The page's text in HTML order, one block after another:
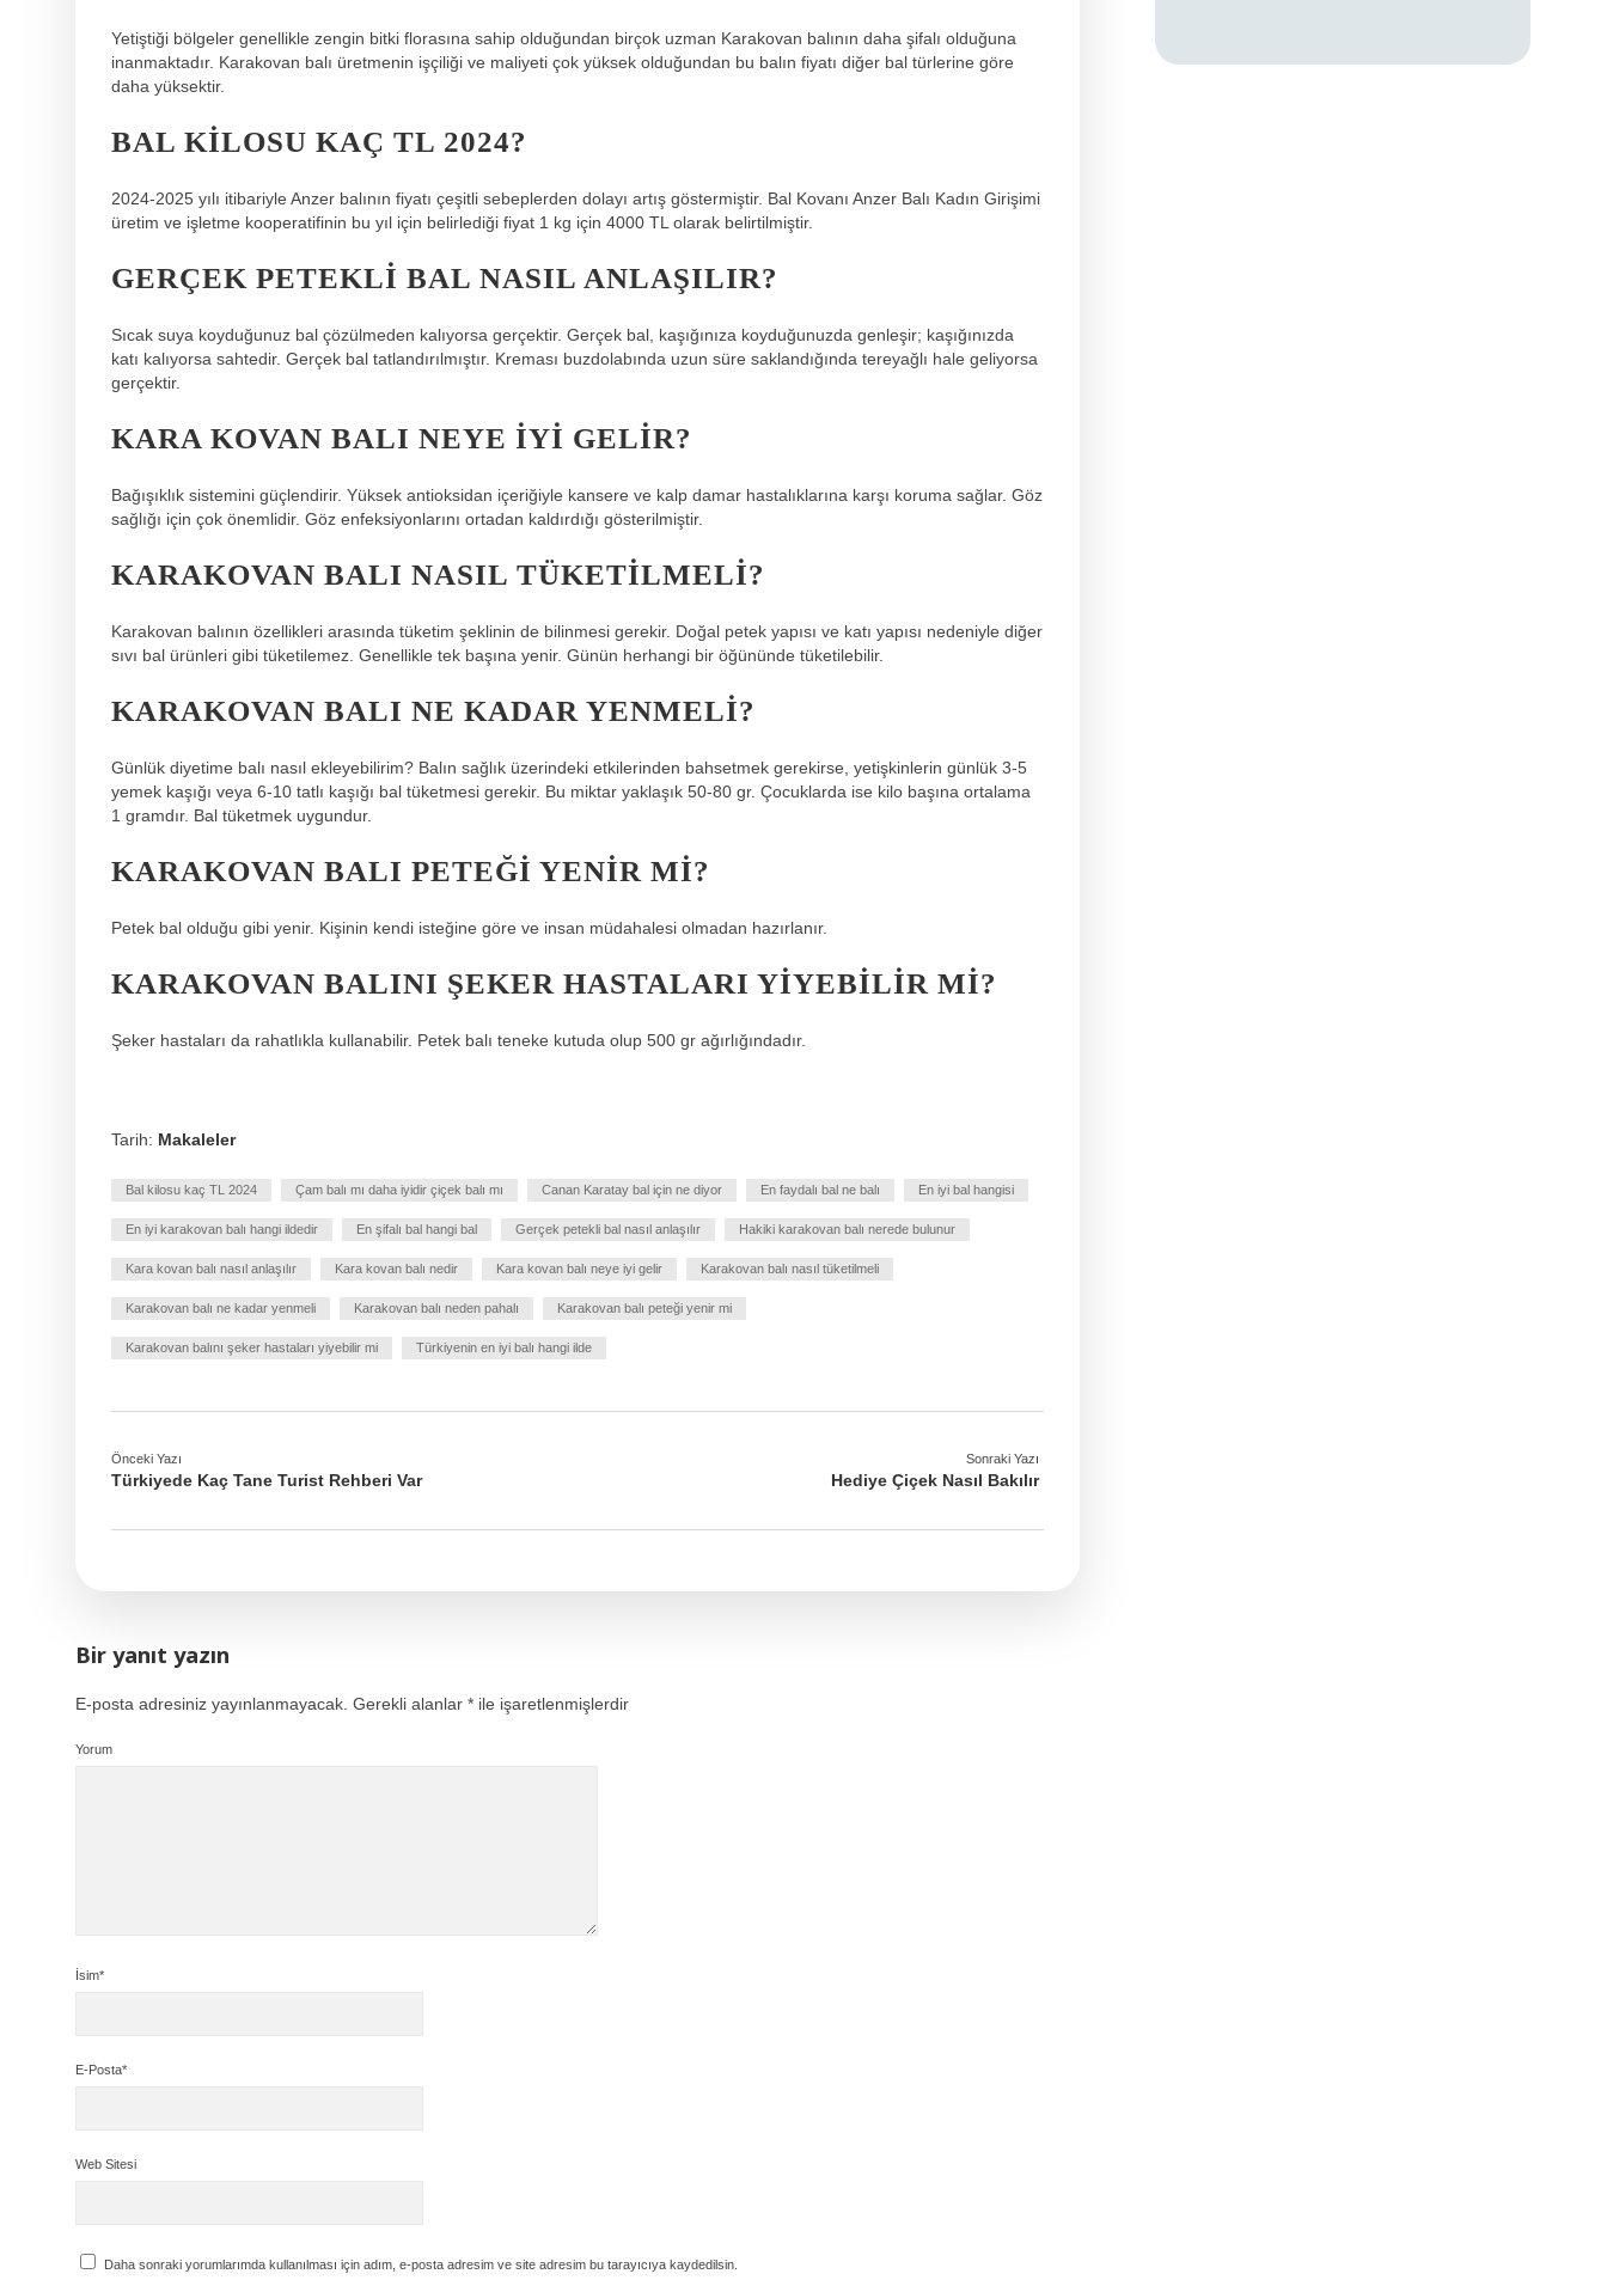
Yetiştiği bölgeler genellikle zengin bitki florasına sahip olduğundan birçok uzman Karakovan balının daha şifalı olduğuna
inanmaktadır. Karakovan balı üretmenin işçiliği ve maliyeti çok yüksek olduğundan bu balın fiyatı diğer bal türlerine göre
daha yüksektir.
BAL KILOSU KAÇ TL 2024?
2024-2025 yılı itibariyle Anzer balının fiyatı çeşitli sebeplerden dolayı artış göstermiştir. Bal Kovanı Anzer Balı Kadın Girişimi
üretim ve işletme kooperatifinin bu yıl için belirlediği fiyat 1 kg için 4000 TL olarak belirtilmiştir.
GERÇEK PETEKLI BAL NASIL ANLAŞILIR?
Sıcak suya koyduğunuz bal çözülmeden kalıyorsa gerçektir. Gerçek bal, kaşığınıza koyduğunuzda genleşir; kaşığınızda
katı kalıyorsa sahtedir. Gerçek bal tatlandırılmıştır. Kreması buzdolabında uzun süre saklandığında tereyağlı hale geliyorsa
gerçektir.
KARA KOVAN BALI NEYE IYI GELIR?
Bağışıklık sistemini güçlendirir. Yüksek antioksidan içeriğiyle kansere ve kalp damar hastalıklarına karşı koruma sağlar. Göz
sağlığı için çok önemlidir. Göz enfeksiyonlarını ortadan kaldırdığı gösterilmiştir.
KARAKOVAN BALI NASIL TÜKETILMELI?
Karakovan balının özellikleri arasında tüketim şeklinin de bilinmesi gerekir. Doğal petek yapısı ve katı yapısı nedeniyle diğer
sıvı bal ürünleri gibi tüketilemez. Genellikle tek başına yenir. Günün herhangi bir öğününde tüketilebilir.
KARAKOVAN BALI NE KADAR YENMELI?
Günlük diyetime balı nasıl ekleyebilirim? Balın sağlık üzerindeki etkilerinden bahsetmek gerekirse, yetişkinlerin günlük 3-5
yemek kaşığı veya 6-10 tatlı kaşığı bal tüketmesi gerekir. Bu miktar yaklaşık 50-80 gr. Çocuklarda ise kilo başına ortalama
1 gramdır. Bal tüketmek uygundur.
KARAKOVAN BALI PETEĞI YENIR MI?
Petek bal olduğu gibi yenir. Kişinin kendi isteğine göre ve insan müdahalesi olmadan hazırlanır.
KARAKOVAN BALINI ŞEKER HASTALARI YIYEBILIR MI?
Şeker hastaları da rahatlıkla kullanabilir. Petek balı teneke kutuda olup 500 gr ağırlığındadır.
Tarih: Makaleler
Bal kilosu kaç TL 2024 Çam balı mı daha iyidir çiçek balı mı Canan Karatay bal için ne diyor En faydalı bal ne balı En iyi bal hangisi
En iyi karakovan balı hangi ildedir En şifalı bal hangi bal Gerçek petekli bal nasıl anlaşılır Hakiki karakovan balı nerede bulunur
Kara kovan balı nasıl anlaşılır Kara kovan balı nedir Kara kovan balı neye iyi gelir Karakovan balı nasıl tüketilmeli
Karakovan balı ne kadar yenmeli Karakovan balı neden pahalı Karakovan balı peteği yenir mi
Karakovan balını şeker hastaları yiyebilir mi Türkiyenin en iyi balı hangi ilde
Önceki Yazı
Türkiyede Kaç Tane Turist Rehberi Var
Sonraki Yazı
Hediye Çiçek Nasıl Bakılır
Bir yanıt yazın
E-posta adresiniz yayınlanmayacak. Gerekli alanlar * ile işaretlenmişlerdir
Yorum
İsim*
E-Posta*
Web Sitesi
Daha sonraki yorumlarımda kullanılması için adım, e-posta adresim ve site adresim bu tarayıcıya kaydedilsin.